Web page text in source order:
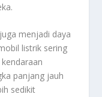
menjadi daya
listrik sering
panjang jauh
sedikit